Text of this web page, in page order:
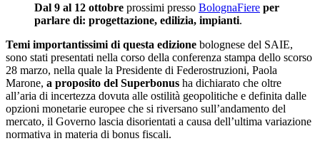
Dal 9 al 12 ottobre prossimi presso BolognaFiere per
parlare di: progettazione, edilizia, impianti.
Temi importantissimi di questa edizione bolognese del SAIE,
sono stati presentati nella corso della conferenza stampa dello scorso
28 marzo, nella quale la Presidente di Federostruzioni, Paola
Marone, a proposito del Superbonus ha dichiarato che oltre
all’aria di incertezza dovuta alle ostilità geopolitiche e definita dalle
opzioni monetarie europee che si riversano sull’andamento del
mercato, il Governo lascia disorientati a causa dell’ultima variazione
normativa in materia di bonus fiscali.